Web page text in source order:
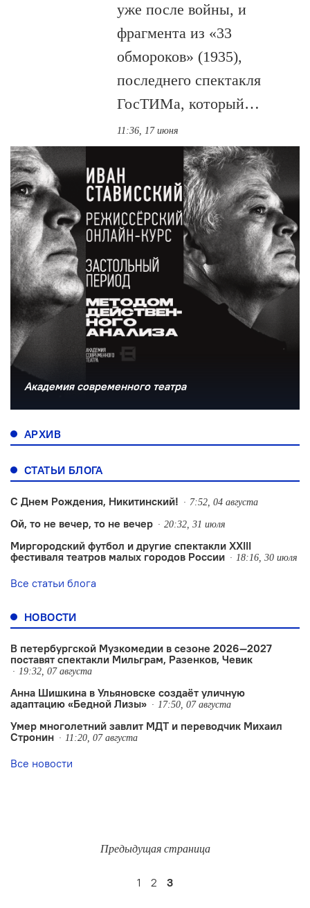
уже после войны, и
фрагмента из «33
обмороков» (1935),
последнего спектакля
ГосТИМа, который…
11:36, 17 июня
Академия современного театра
АРХИВ
СТАТЬИ БЛОГА
С Днем Рождения, Никитинский! 7:52, 04 августа
Ой, то не вечер, то не вечер 20:32, 31 июля
Миргородский футбол и другие спектакли XXIII
фестиваля театров малых городов России
18:16, 30 июля
Все статьи блога
НОВОСТИ
В петербургской Музкомедии в сезоне 2026—2027
поставят спектакли Мильграм, Разенков, Чевик
19:32, 07 августа
Анна Шишкина в Ульяновске создаëт уличную
адаптацию «Бедной Лизы»
17:50, 07 августа
Умер многолетний завлит МДТ и переводчик Михаил
Стронин
11:20, 07 августа
Все новости
Предыдущая страница
1 2 3